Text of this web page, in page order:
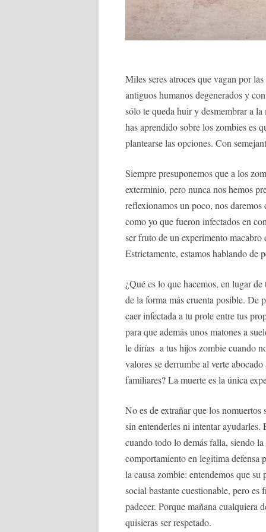
Miles seres atroces que vagan por
antiguos humanos degenerados y
sólo te queda huir y desmembrar a
has aprendido sobre los zombies es
plantearse las opciones. Con
Siempre presuponemos que a los
exterminio, pero nunca nos hemos
reflexionamos un poco, nos
como yo que fueron infectados en
ser fruto de un experimento
Estrictamente, estamos hablando de
¿Qué es lo que hacemos, en lugar
de la forma más cruenta posible. De
caer infectada a tu prole entre tus
para que además unos matones a
le dirías a tus hijos zombie cuando
valores se derrumbe al verte
familiares? La muerte es la única
No es de extrañar que los
sin entenderles ni intentar ayudarles.
cuando todo lo demás falla, siendo
comportamiento en legitima defensa
la causa zombie: entendemos que
social bastante cuestionable, pero
padecer. Porque mañana cualquiera
quisieras ser respetado.